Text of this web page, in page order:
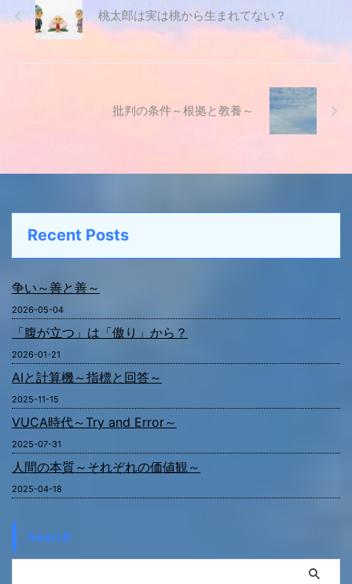
桃太郎は実は桃から生まれてない？
批判の条件～根拠と教養～
Recent Posts
争い～善と善～
2026-05-04
「腹が立つ」は「傲り」から？
2026-01-21
AIと計算機～指標と回答～
2025-11-15
VUCA時代～Try and Error～
2025-07-31
人間の本質～それぞれの価値観～
2025-04-18
Search